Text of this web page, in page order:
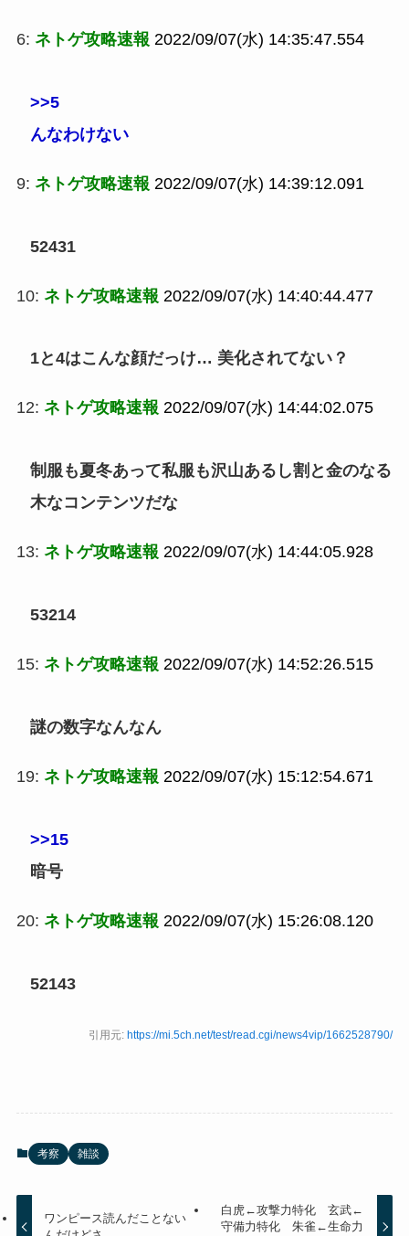
6: ネトゲ攻略速報 2022/09/07(水) 14:35:47.554
>>5
んなわけない
9: ネトゲ攻略速報 2022/09/07(水) 14:39:12.091
52431
10: ネトゲ攻略速報 2022/09/07(水) 14:40:44.477
1と4はこんな顔だっけ… 美化されてない？
12: ネトゲ攻略速報 2022/09/07(水) 14:44:02.075
制服も夏冬あって私服も沢山あるし割と金のなる
木なコンテンツだな
13: ネトゲ攻略速報 2022/09/07(水) 14:44:05.928
53214
15: ネトゲ攻略速報 2022/09/07(水) 14:52:26.515
謎の数字なんなん
19: ネトゲ攻略速報 2022/09/07(水) 15:12:54.671
>>15
暗号
20: ネトゲ攻略速報 2022/09/07(水) 15:26:08.120
52143
引用元:https://mi.5ch.net/test/read.cgi/news4vip/1662528790/
考察 雑談
ワンピース読んだことない
白虎←攻撃力特化 玄武←
守備力特化 朱雀←生命力